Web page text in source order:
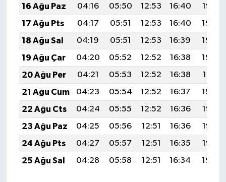
16 Ağu Paz
04:16 05:50 12:53 16:40
19:47
17 Ağu Pts
04:17 05:51 12:53 16:40
19:45
18 Ağu Sal
04:19 05:51 12:53 16:39
19:44
19 Ağu Çar
04:20 05:52 12:52 16:38
19:42
20 Ağu Per
04:21 05:53 12:52 16:38
19:41
21 Ağu Cum
04:23 05:54 12:52 16:37
19:40
22 Ağu Cts
04:24 05:55 12:52 16:36
19:38
23 Ağu Paz
04:25 05:56 12:51 16:36
19:37
24 Ağu Pts
04:27 05:57 12:51 16:35
19:35
25 Ağu Sal
04:28 05:58 12:51 16:34 19:34